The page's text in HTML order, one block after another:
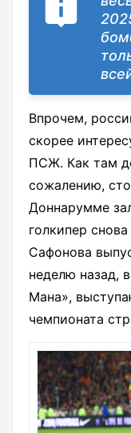
Впрочем,
скорее
ПСЖ. Как там
сожалению,
Доннарумме
голкипер
Сафонова
неделю назад,
Мана»,
чемпионата